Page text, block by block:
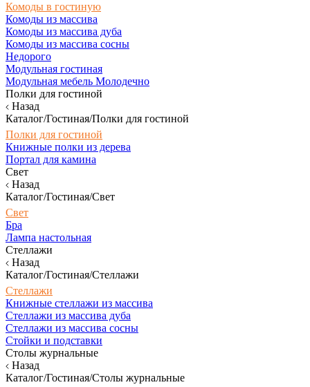
Комоды в гостиную
Комоды из массива
Комоды из массива дуба
Комоды из массива сосны
Недорого
Модульная гостиная
Модульная мебель Молодечно
Полки для гостиной
Назад
Каталог/Гостиная/Полки для гостиной
Полки для гостиной
Книжные полки из дерева
Портал для камина
Свет
Назад
Каталог/Гостиная/Свет
Свет
Бра
Лампа настольная
Стеллажи
Назад
Каталог/Гостиная/Стеллажи
Стеллажи
Книжные стеллажи из массива
Стеллажи из массива дуба
Стеллажи из массива сосны
Стойки и подставки
Столы журнальные
Назад
Каталог/Гостиная/Столы журнальные